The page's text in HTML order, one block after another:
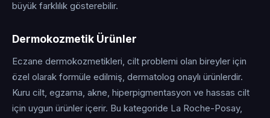
büyük farklılık gösterebilir.
Dermokozmetik Ürünler
Eczane dermokozmetikleri, cilt problemi olan bireyler için
özel olarak formüle edilmiş, dermatolog onaylı ürünlerdir.
Kuru cilt, egzama, akne, hiperpigmentasyon ve hassas cilt
için uygun ürünler içerir. Bu kategoride La Roche-Posay,